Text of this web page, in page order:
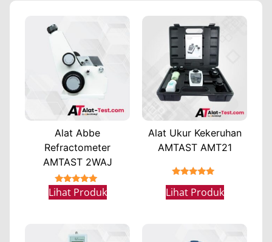
Alat Abbe
Refractometer
AMTAST 2WAJ
★★★★★
Lihat Produk
Alat Ukur Kekeruhan
AMTAST AMT21
Lihat Produk